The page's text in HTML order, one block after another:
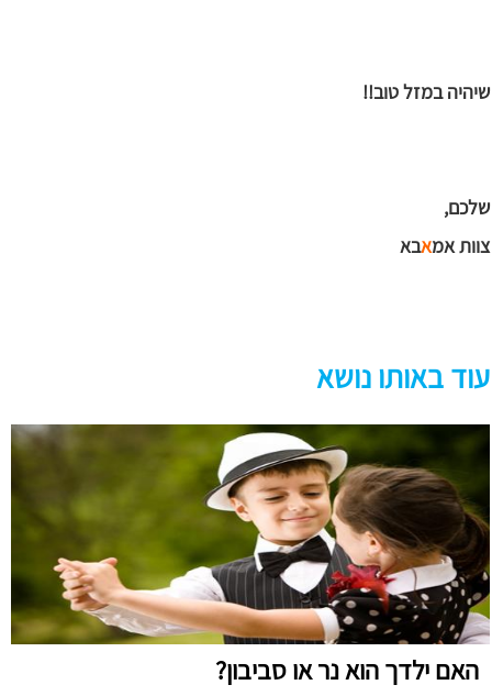
שיהיה במזל טוב!!
שלכם,
צוות אמאבא
עוד באותו נושא
האם ילדך הוא נר או סביבון?